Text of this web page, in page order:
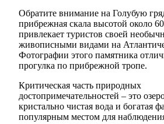
Обратите внимание на Голубую
прибрежная скала высотой около
привлекает туристов своей
живописными видами на
Фотографии этого памятника
прогулка по прибрежной тропе.
Критическая часть природных
достопримечательностей – это
кристально чистая вода и богатая
популярным местом для